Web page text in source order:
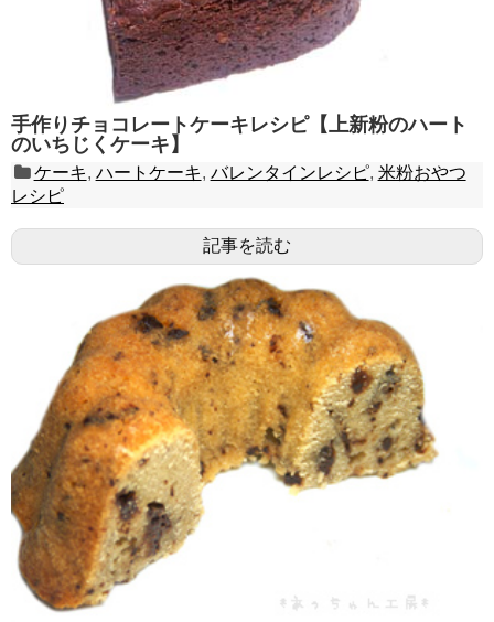
手作りチョコレートケーキレシピ【上新粉のハート
のいちじくケーキ】
ケーキ, ハートケーキ, バレンタインレシピ, 米粉おやつ
レシピ
記事を読む